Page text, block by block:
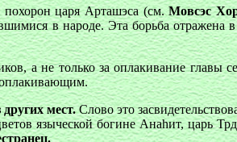
царя Арташэса (см.Мовсэс
в народе. Эта борьба отражена
а не только за оплакивание главы
оплакивающим.
мест.Слово это
языческой богине Анаhит, царь